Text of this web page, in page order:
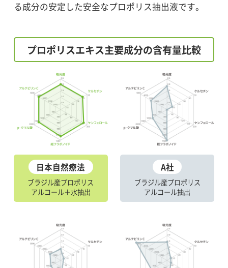
る成分の安定した安全なプロポリス抽出液です。
プロポリスエキス主要成分の含有量比較
日本自然療法
ブラジル産プロポリス
アルコール＋水抽出
A社
ブラジル産プロポリス
アルコール抽出